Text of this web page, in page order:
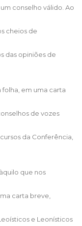
conselho válido. Ao
cheios de
das opiniões de
em uma carta
de vozes
da Conferência,
que nos
carta breve,
e Leonísticos